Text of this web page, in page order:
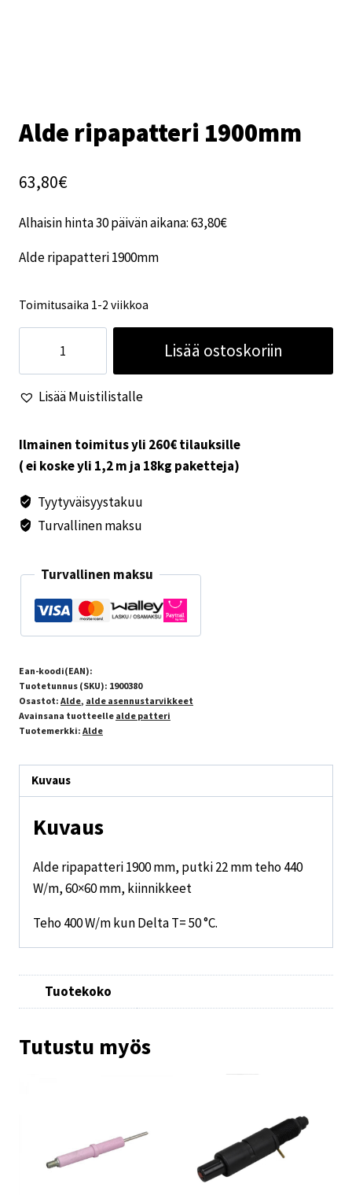
Alde ripapatteri 1900mm
63,80€
Alhaisin hinta 30 päivän aikana:63,80€
Alde ripapatteri 1900mm
Toimitusaika 1-2 viikkoa
ripapatteri
1900mm
määrä
Lisää ostoskoriin
Lisää Muistilistalle
Ilmainen toimitus yli 260€ tilauksille
( ei koske yli 1,2 m ja 18kg paketteja)
Tyytyväisyystakuu
Turvallinen maksu
Turvallinen maksu
Ean-koodi(EAN):
Tuotetunnus (SKU): 1900380
Osastot: Alde, alde asennustarvikkeet
Avainsana tuotteelle alde patteri
Tuotemerkki: Alde
Kuvaus
Kuvaus
Alde ripapatteri 1900 mm, putki 22 mm teho 440
W/m, 60×60 mm, kiinnikkeet
Teho 400 W/m kun Delta T= 50 °C.
Tuotekoko
Tutustu myös